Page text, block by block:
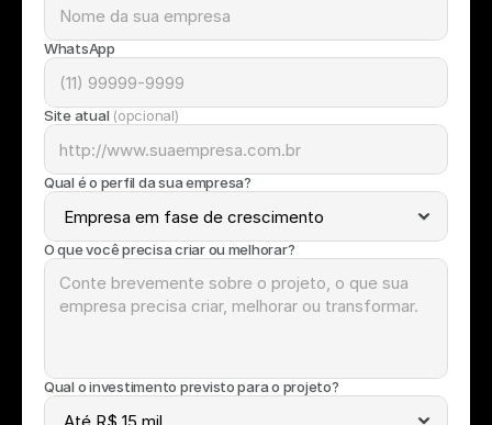
WhatsApp
Site atual (opcional)
Qual é o perfil da sua empresa?
O que você precisa criar ou melhorar?
Qual o investimento previsto para o projeto?